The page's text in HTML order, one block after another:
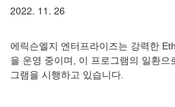
2022. 11. 26
에릭슨엘지 엔터프라이즈는 강력한
을 운영 중이며, 이 프로그램의 일환으
그램을 시행하고 있습니다.